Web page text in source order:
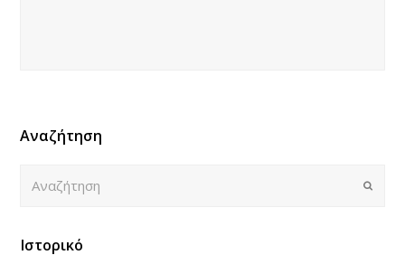
Αναζήτηση
Submit
Ιστορικό